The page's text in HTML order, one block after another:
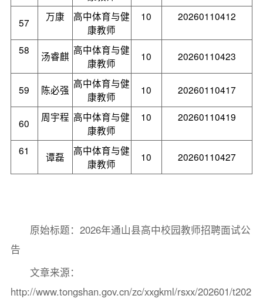
57 万康
高中体育与健
康教师
10 20260110412
58 汤睿麒 高中体育与健
康教师
10 20260110423
59 陈必强 高中体育与健
康教师
10 20260110417
60 周宇程 高中体育与健
康教师
10 20260110419
61 谭磊
高中体育与健
康教师
10 20260110427
原始标题：2026年通山县高中校园教师招聘面试公
告
文章来源：
http://www.tongshan.gov.cn/zc/xxgkml/rsxx/202601/t202